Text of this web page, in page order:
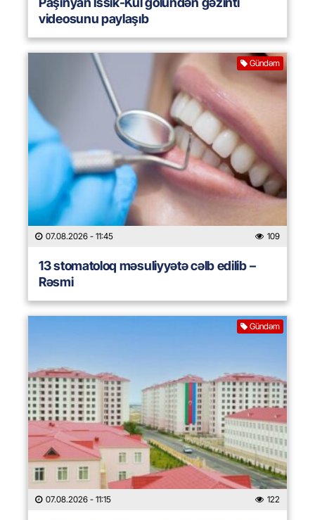
videosunu paylaşıb
Gündəm
07.08.2026 - 11:45 109
13 stomatoloq məsuliyyətə cəlb edilib –
Rəsmi
Gündəm
07.08.2026 - 11:15 122